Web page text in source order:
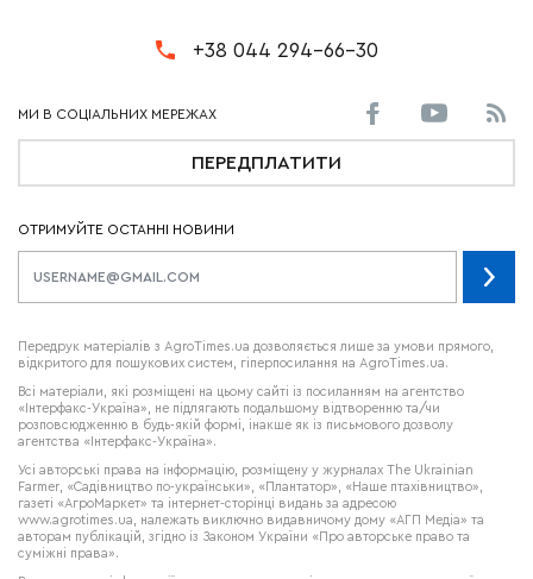
+38 044 294-66-30
ПЕРЕДПЛАТИТИ
ОТРИМУЙТЕ ОСТАННІ НОВИНИ
Передрук матеріалів з AgroTimes.ua дозволяється лише за умови прямого,
відкритого для пошукових систем, гіперпосилання на AgroTimes.ua.
Всі матеріали, які розміщені на цьому сайті із посиланням на агентство
«Інтерфакс-Україна», не підлягають подальшому відтворенню та/чи
розповсюдженню в будь-якій формі, інакше як із письмового дозволу
агентства «Інтерфакс-Україна».
Усі авторські права на інформацію, розміщену у журналах The Ukrainian
Farmer , «Садівництво по-українськи», «Плантатор», «Наше птахівництво»,
газеті «АгроМаркет» та інтернет-сторінці видань за адресою
www.agrotimes.ua,
належать виключно видавничому дому «АГП Медіа» та
авторам публікацій, згідно із Законом України «Про авторське право та
суміжні права».